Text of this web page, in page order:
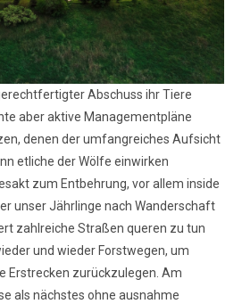
Abschuss ihr Tiere
aber aktive Managementpläne
denen der umfangreiches Aufsicht
etliche der Wölfe einwirken
zum Entbehrung, vor allem inside
unser Jährlinge nach Wanderschaft
zahlreiche Straßen queren zu tun
und wieder Forstwegen, um
Erstrecken zurückzulegen. Am
als nächstes ohne ausnahme